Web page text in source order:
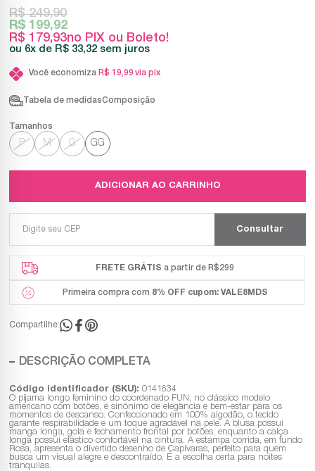
R$ 179,93no PIX ou Boleto!
R$ 249,90
R$ 199,92
6x R$ 33,32 sem juros
Você economiza R$ 19,99 via pix
Tabela de medidasComposição
P M G GG
ADICIONAR AO CARRINHO
FRETE GRÁTIS a partir de R$299
Primeira compra com 8% OFF cupom: VALE8MDS
Compartilhe:
DESCRIÇÃO COMPLETA
Código identificador (SKU): 0141634
O pijama longo feminino do coordenado FUN, no clássico modelo
americano com botões, é sinônimo de elegância e bem-estar para os
momentos de descanso. Confeccionado em 100% algodão, o tecido
garante respirabilidade e um toque agradável na pele. A blusa possui
manga longa, gola e fechamento frontal por botões, enquanto a calça
longa possui elástico confortável na cintura. A estampa corrida, em fundo
Rosa, apresenta o divertido desenho de Capivaras, perfeito para quem
busca um visual alegre e descontraído. É a escolha certa para noites
tranquilas.